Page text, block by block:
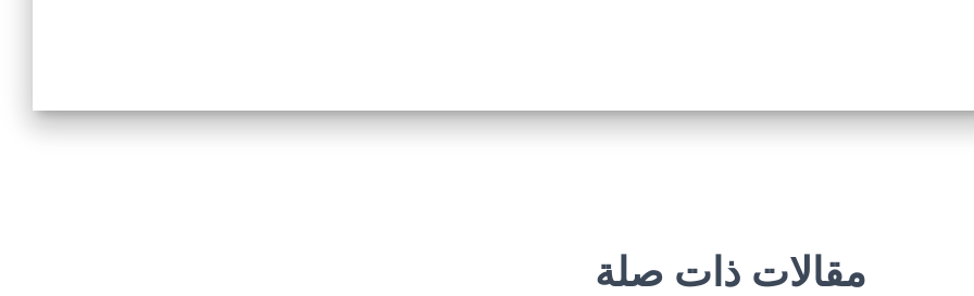
مقالات ذات صلة